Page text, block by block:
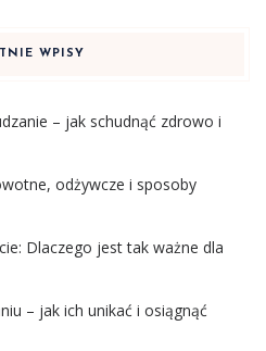
WPISY
– jak schudnąć zdrowo i
odżywcze i sposoby
Dlaczego jest tak ważne dla
– jak ich unikać i osiągnąć